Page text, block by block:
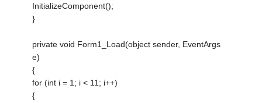
InitializeComponent();
}
private void Form1_Load(object sender, EventArgs
e)
{
for (int i = 1; i < 11; i++)
{